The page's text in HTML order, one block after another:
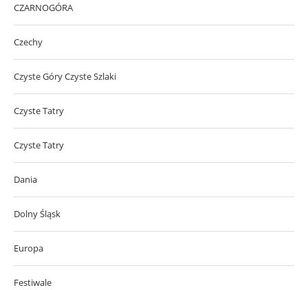
CZARNOGÓRA
Czechy
Czyste Góry Czyste Szlaki
Czyste Tatry
Czyste Tatry
Dania
Dolny Śląsk
Europa
Festiwale